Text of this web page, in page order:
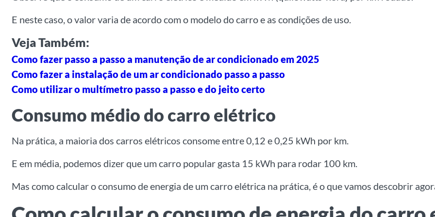
E neste caso, o valor varia de acordo com o modelo do carro e as condições de uso.
Veja Também:
Como fazer passo a passo a manutenção de ar condicionado em 2025
Como fazer a instalação de um ar condicionado passo a passo
Como utilizar o multímetro passo a passo e do jeito certo
Consumo médio do carro elétrico
Na prática, a maioria dos carros elétricos consome entre0,12 e 0,25 kWh por km.
E em média, podemos dizer que um carro popular gasta 15 kWh para rodar 100 km.
Mas como calcular o consumo de energia de um carro elétrica na prática, é o que vamos descobrir